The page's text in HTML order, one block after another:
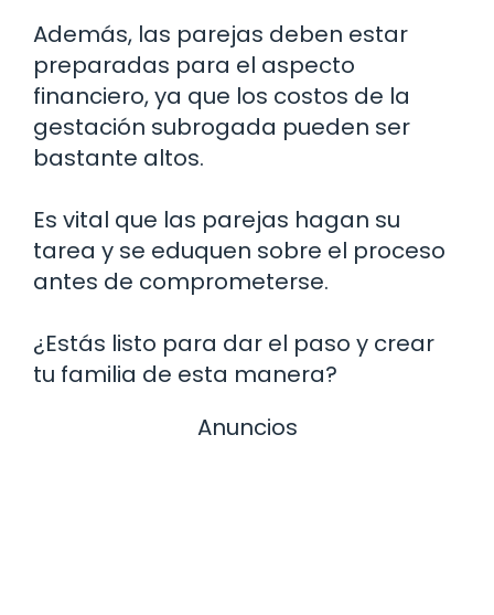
Además, las parejas deben estar
preparadas para el aspecto
financiero, ya que los costos de la
gestación subrogada pueden ser
bastante altos.
Es vital que las parejas hagan su
tarea y se eduquen sobre el proceso
antes de comprometerse.
¿Estás listo para dar el paso y crear
tu familia de esta manera?
Anuncios